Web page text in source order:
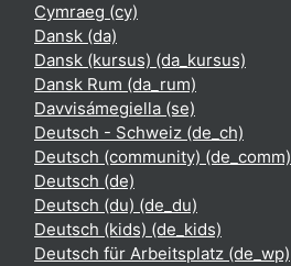
Cymraeg ‎(cy)‎
Dansk ‎(da)‎
Dansk (kursus) ‎(da_kursus)‎
Dansk Rum ‎(da_rum)‎
Davvisámegiella ‎(se)‎
Deutsch - Schweiz ‎(de_ch)‎
Deutsch (community) ‎(de_comm)‎
Deutsch ‎(de)‎
Deutsch (du) ‎(de_du)‎
Deutsch (kids) ‎(de_kids)‎
Deutsch für Arbeitsplatz ‎(de_wp)‎